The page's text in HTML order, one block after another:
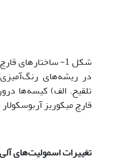
شکل 1- ساختارهای
تلقیح. الف) کیسه­‌ها
قارچ میکوریز آربوسکولار
تغییرات اسمولیت‌های آلی